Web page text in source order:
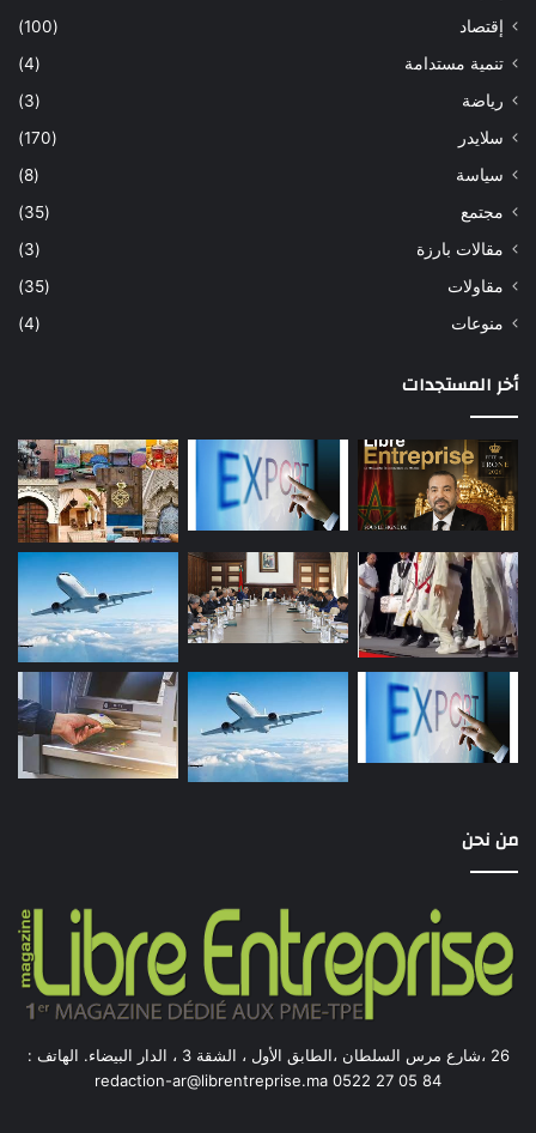
إقتصاد
(100)
تنمية مستدامة
(4)
رياضة
(3)
سلايدر
(170)
سياسة
(8)
مجتمع
(35)
مقالات بارزة
(3)
مقاولات
(35)
منوعات
(4)
أخر المستجدات
من نحن
26 ،شارع مرس السلطان ،الطابق الأول ، الشقة 3 ، الدار البيضاء. الهاتف :
84 05 27 0522 redaction-ar@librentreprise.ma